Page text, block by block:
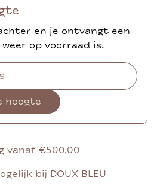
en je ontvangt een
op voorraad is.
hoogte
vanaf €500,00
bij DOUX BLEU